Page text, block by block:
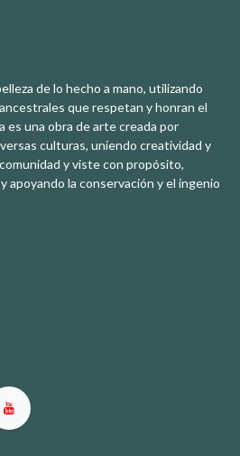
de lo hecho a mano, utilizando
que respetan y honran el
es una obra de arte creada por
culturas, uniendo creatividad y
y viste con propósito,
apoyando la conservación y el ingenio